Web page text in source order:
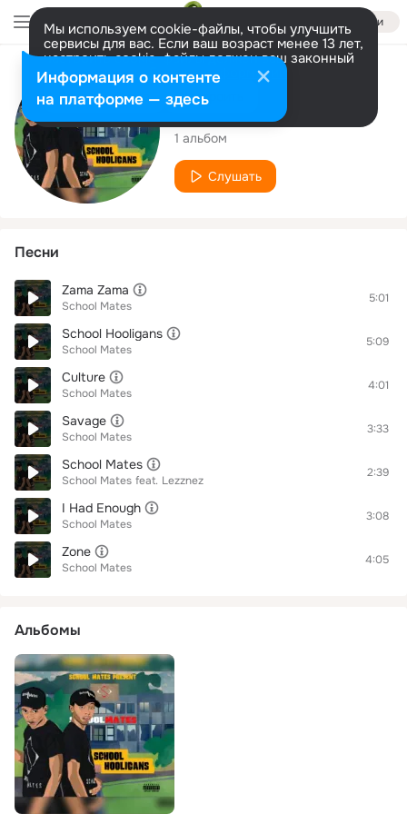
Войти
Мы используем cookie-файлы, чтобы улучшить
сервисы для вас. Если ваш возраст менее 13 лет,
настроить cookie-файлы должен ваш законный
представитель. Больше информации
Разрешить все Настроить
Исполнитель
School Mates
1 альбом
Слушать
Песни
Zama Zama
School Mates
5:01
School Hooligans
School Mates
5:09
Culture
School Mates
4:01
Savage
School Mates
3:33
School Mates
School Mates feat. Lezznez
2:39
I Had Enough
School Mates
3:08
Zone
School Mates
4:05
Альбомы
Информация о контенте
на платформе — здесь